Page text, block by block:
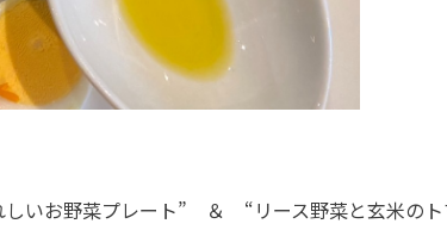
しいお野菜プレート” ＆ “リース野菜と玄米の